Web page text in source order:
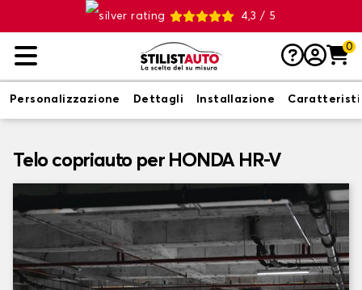
4,3 / 5
0
Personalizzazione Dettagli Installazione
Telo copriauto per HONDA HR-V